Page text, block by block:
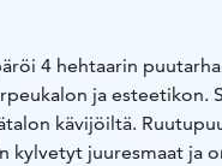
4 hehtaarin
ja esteetikon.
kävijöiltä.
juuresmaat ja